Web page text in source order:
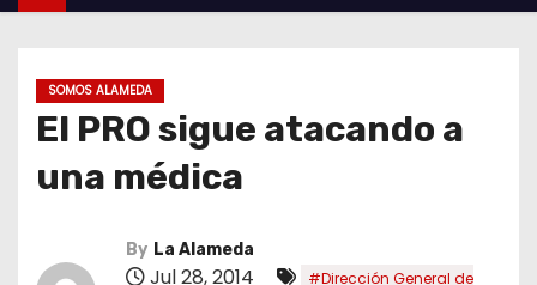
SOMOS ALAMEDA
El PRO sigue atacando a
una médica
By La Alameda
Jul 28, 2014
#Dirección General de